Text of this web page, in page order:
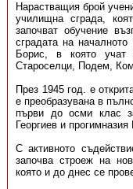
Нарастващия брой
училищна сграда,
започват обучение
сградата на
Борис, в която учат
Староселци, Подем,
През 1945 год. е
е преобразувана в
първи до осми клас
Георгиев и
С активното
започва строеж на
която и до днес се